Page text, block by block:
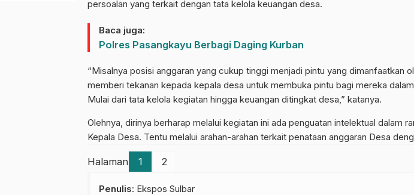
persoalan yang terkait dengan tata kelola keuangan desa.
Baca juga:
Polres Pasangkayu Berbagi Daging Kurban
“Misalnya posisi anggaran yang cukup tinggi menjadi pintu yang dimanfaatkan
memberi tekanan kepada kepala desa untuk membuka pintu bagi mereka
Mulai dari tata kelola kegiatan hingga keuangan ditingkat desa,” katanya.
Olehnya, dirinya berharap melalui kegiatan ini ada penguatan intelektual dalam
Kepala Desa. Tentu melalui arahan-arahan terkait penataan anggaran Desa
Halaman 1 2
Penulis: Ekspos Sulbar